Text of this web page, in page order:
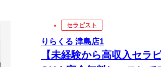
セラピスト
りらくる 津島店1
【未経験から高収入セラ